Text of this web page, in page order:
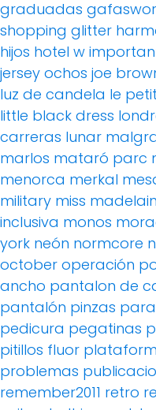
graduadas
shopping glitter
hijos hotel w
jersey ochos joe
luz de candela le
little black dress
carreras lunar
marlos mataró parc
menorca merkal
military miss
inclusiva monos
york neón normcore
october operación
ancho pantalon de
pantalón pinzas
pedicura pegatinas
pitillos fluor
problemas
remember2011 retro